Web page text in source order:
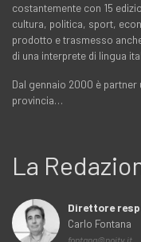
costantemente con 15
cultura, politica, sport,
prodotto e trasmesso
di una interprete di lingua
Dal gennaio 2000 è
provincia…
La
Direttore
Carlo Fontana
fontana@noitv.it